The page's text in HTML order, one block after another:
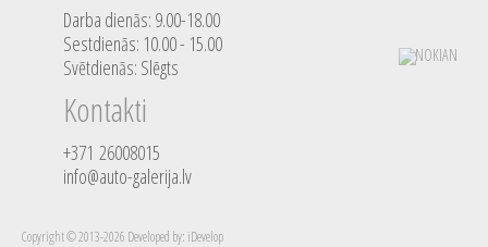
Darba dienās: 9.00-18.00
Sestdienās: 10.00 - 15.00
Svētdienās: Slēgts
Kontakti
+371 26008015
info@auto-galerija.lv
Copyright © 2013-2026 Developed by: iDevelop